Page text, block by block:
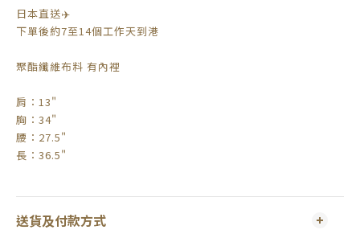
日本直送✈️
下單後約7至14個工作天到港
聚酯纖維布料 有內裡
肩：13"
胸：34"
腰：27.5"
長：36.5"
送貨及付款方式